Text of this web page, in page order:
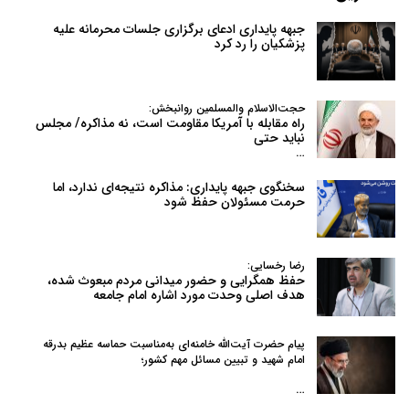
جبهه پایداری ادعای برگزاری جلسات محرمانه علیه
پزشکیان را رد کرد
حجت‌الاسلام والمسلمین روانبخش:
راه مقابله با آمریکا مقاومت است، نه مذاکره/ مجلس
نباید حتی
…
سخنگوی جبهه پایداری: مذاکره نتیجه‌ای ندارد، اما
حرمت مسئولان حفظ شود
رضا رخسایی:
حفظ همگرایی و حضور میدانی مردم مبعوث شده،
هدف اصلی وحدت مورد اشاره امام جامعه
پیام حضرت آیت‌الله خامنه‌ای به‌مناسبت حماسه عظیم بدرقه
امام شهید و تبیین مسائل مهم کشور؛
…